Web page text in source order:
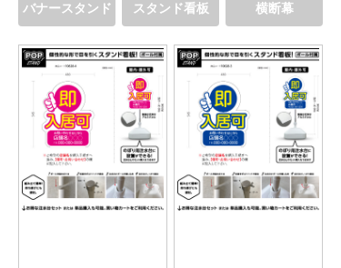
注目キーワード
チュクミ 韓国グルメ 駐車場 夏
CATEGORY
飲食 住まい・暮らし
ご利用ガイド トップ
取り扱い商品一覧
既製デザイン商品注文方法
オリジナルオーダー注文方法
初めての方へ
BEGINNER'S GUIDE
初めての方へ トップ
商品について
バナースタンド スタンド看板 横断幕